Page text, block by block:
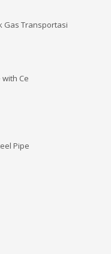
Gas Transportasi
with Ce
Pipe